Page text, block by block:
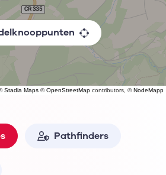
Stadia Maps ©OpenStreetMap contributors, ©NodeMapp
Pathfinders